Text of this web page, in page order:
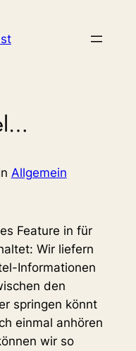
Allgemein
Feature in für
Wir liefern
Informationen
den
springen könnt
einmal anhören
wir so